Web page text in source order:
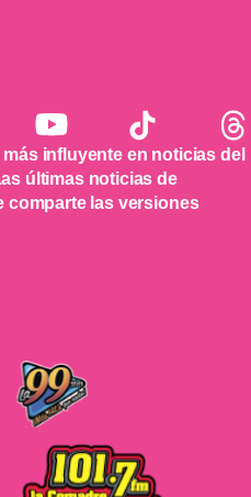
influyente en noticias del
últimas noticias de
comparte las versiones